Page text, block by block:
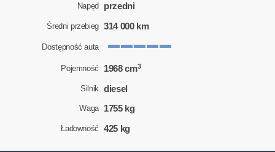
Napęd przedni
Średni przebieg 314 000 km
Dostępność auta
Pojemność 1968 cm3
Silnik diesel
Waga 1755 kg
Ładowność 425 kg